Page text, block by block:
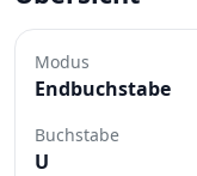
Modus
Endbuchstabe
Buchstabe
U